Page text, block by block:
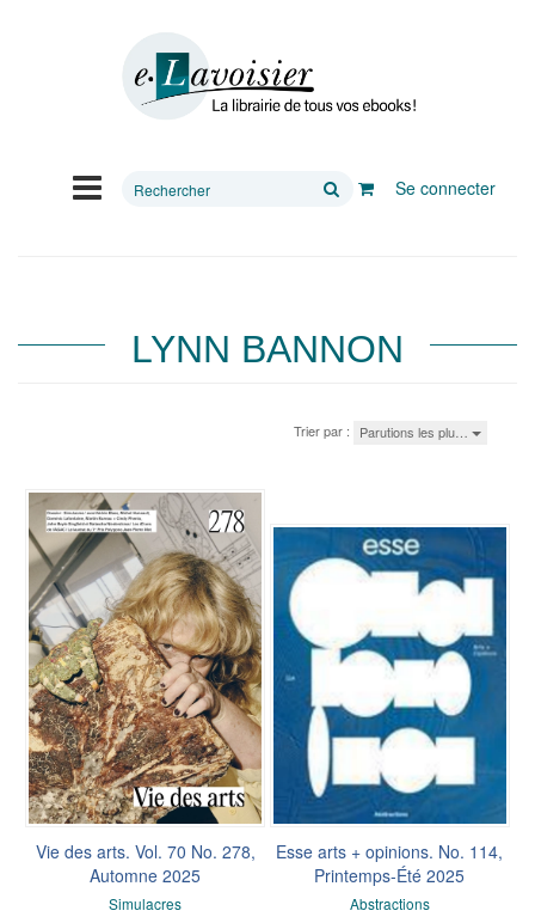
Rechercher
Se connecter
LYNN BANNON
Trier par : Parutions les plu…
Vie des arts. Vol. 70 No. 278,
Automne 2025
Simulacres
Esse arts + opinions. No. 114,
Printemps-Été 2025
Abstractions